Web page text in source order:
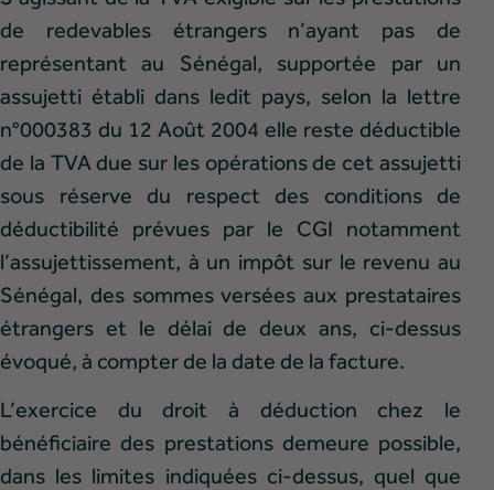
de redevables étrangers n’ayant pas de
représentant au Sénégal, supportée par un
assujetti établi dans ledit pays, selon la lettre
n°000383 du 12 Août 2004 elle reste déductible
de la TVA due sur les opérations de cet assujetti
sous réserve du respect des conditions de
déductibilité prévues par le CGI notamment
l’assujettissement, à un impôt sur le revenu au
Sénégal, des sommes versées aux prestataires
étrangers et le délai de deux ans, ci-dessus
évoqué, à compter de la date de la facture.
L’exercice du droit à déduction chez le
bénéficiaire des prestations demeure possible,
dans les limites indiquées ci-dessus, quel que